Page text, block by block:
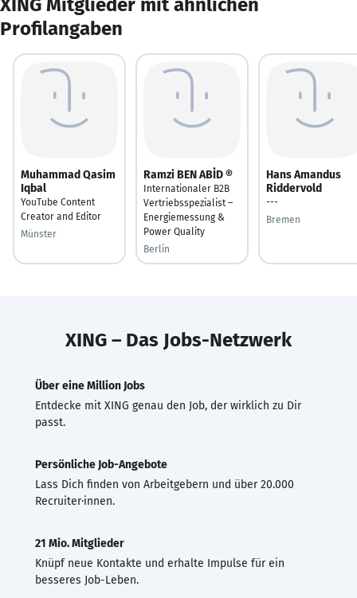
Profilangaben
Muhammad Qasim
Iqbal
YouTube Content
Creator and Editor
Münster
Ramzi BEN ABİD ®
Internationaler B2B
Vertriebsspezialist –
Energiemessung &
Power Quality
Berlin
Hans Amandus
Riddervold
---
Bremen
XING – Das Jobs-Netzwerk
Über eine Million Jobs
Entdecke mit XING genau den Job, der wirklich zu Dir
passt.
Persönliche Job-Angebote
Lass Dich finden von Arbeitgebern und über 20.000
Recruiter·innen.
21 Mio. Mitglieder
Knüpf neue Kontakte und erhalte Impulse für ein
besseres Job-Leben.